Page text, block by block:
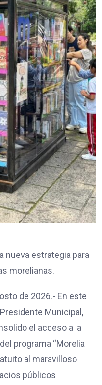
nueva estrategia para
morelianas.
de 2026.- En este
Municipal,
el acceso a la
programa “Morelia
al maravilloso
públicos